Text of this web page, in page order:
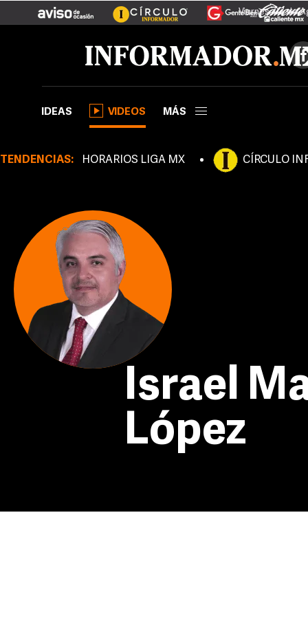
Viernes, 07 de
IDEAS VIDEOS MÁS
TENDENCIAS: HORARIOS LIGA MX CÍRCULO
Israel
López